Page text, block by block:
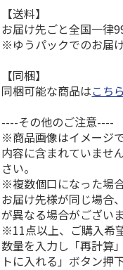
【送料】
お届け先ごと全国一律
※ゆうパックでのお届け
【同梱】
同梱可能な商品はこちら
----その他のご注意----
※商品画像はイメージ
内容に含まれていませ
さい。
※複数個口になった場
お届け先様が同じ場合
が異なる場合がござい
※11点以上、ご購入希
数量を入力し「再計算
トに入れる」ボタン押